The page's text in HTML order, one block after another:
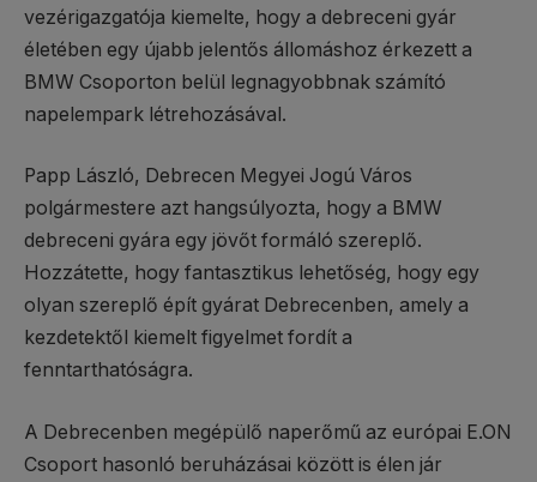
vezérigazgatója kiemelte, hogy a debreceni gyár
életében egy újabb jelentős állomáshoz érkezett a
BMW Csoporton belül legnagyobbnak számító
napelempark létrehozásával.
Papp László, Debrecen Megyei Jogú Város
polgármestere azt hangsúlyozta, hogy a BMW
debreceni gyára egy jövőt formáló szereplő.
Hozzátette, hogy fantasztikus lehetőség, hogy egy
olyan szereplő épít gyárat Debrecenben, amely a
kezdetektől kiemelt figyelmet fordít a
fenntarthatóságra.
A Debrecenben megépülő naperőmű az európai E.ON
Csoport hasonló beruházásai között is élen jár